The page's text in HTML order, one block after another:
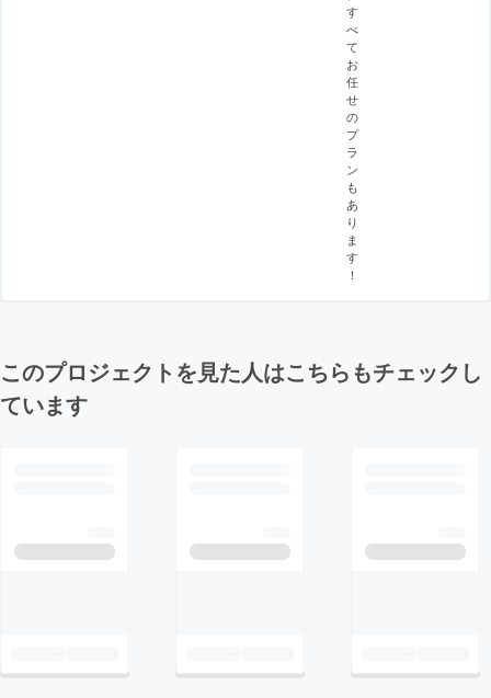
す
べ
て
お
任
せ
の
プ
ラ
ン
も
あ
り
ま
す
！
このプロジェクトを見た人はこちらもチェックし
ています